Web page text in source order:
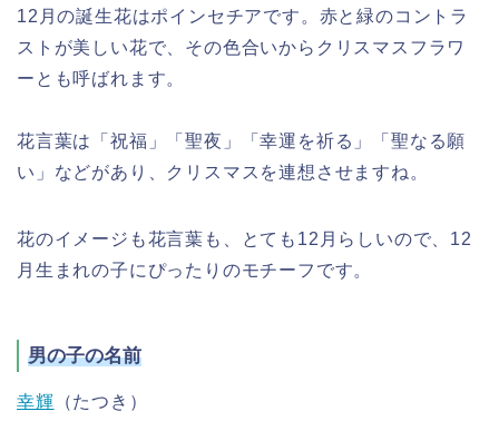
12月の誕生花はポインセチアです。赤と緑のコントラ
ストが美しい花で、その色合いからクリスマスフラワ
ーとも呼ばれます。
花言葉は「祝福」「聖夜」「幸運を祈る」「聖なる願
い」などがあり、クリスマスを連想させますね。
花のイメージも花言葉も、とても12月らしいので、12
月生まれの子にぴったりのモチーフです。
男の子の名前
幸輝 （たつき）